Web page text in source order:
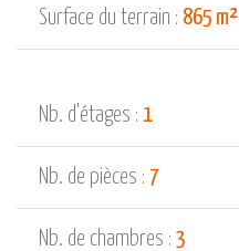
Surface du terrain : 865 m²
Nb. d'étages : 1
Nb. de pièces : 7
Nb. de chambres : 3